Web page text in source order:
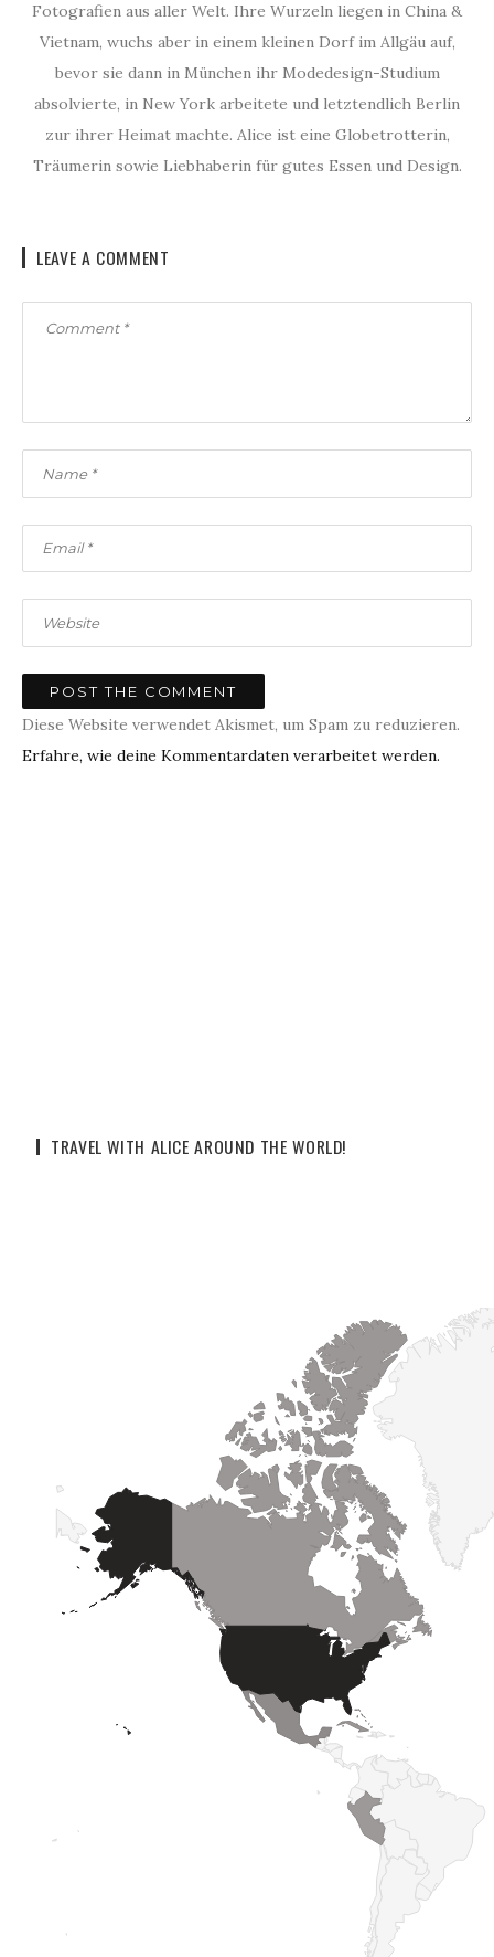
Fotografien aus aller Welt. Ihre Wurzeln liegen in China &
Vietnam, wuchs aber in einem kleinen Dorf im Allgäu auf,
bevor sie dann in München ihr Modedesign-Studium
absolvierte, in New York arbeitete und letztendlich Berlin
zur ihrer Heimat machte. Alice ist eine Globetrotterin,
Träumerin sowie Liebhaberin für gutes Essen und Design.
LEAVE A COMMENT
Diese Website verwendet Akismet, um Spam zu reduzieren.
Erfahre, wie deine Kommentardaten verarbeitet werden.
TRAVEL WITH ALICE AROUND THE WORLD!